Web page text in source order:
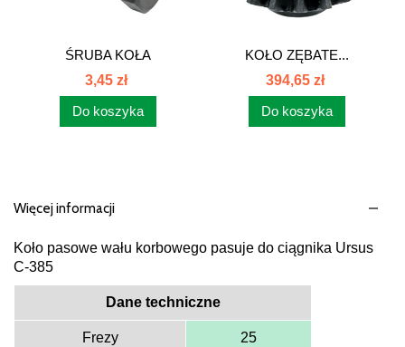
ŚRUBA KOŁA
ZAMACHOWEGO...
3,45 zł
Do koszyka
KOŁO ZĘBATE...
394,65 zł
Do koszyka
Więcej informacji
Koło pasowe wału korbowego pasuje do ciągnika Ursus
C-385
Dane techniczne
Frezy 25